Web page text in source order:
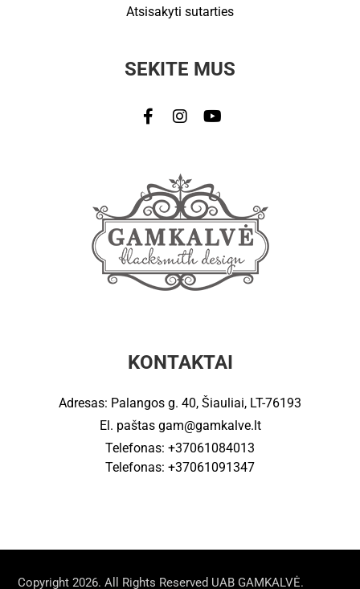
Atsisakyti sutarties
SEKITE MUS
KONTAKTAI
Adresas: Palangos g. 40, Šiauliai, LT-76193
El. paštas gam@gamkalve.lt
Telefonas: +37061084013
Telefonas: +37061091347
Copyright 2026. All Rights Reserved UAB GAMKALVĖ.